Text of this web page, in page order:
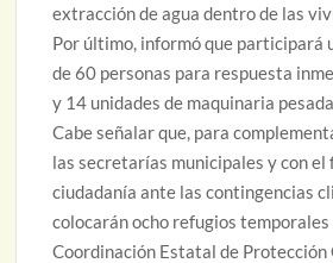
extracción de agua dentro de las
Por último, informó que participará
de 60 personas para respuesta
y 14 unidades de maquinaria
Cabe señalar que, para
las secretarías municipales y con el
ciudadanía ante las contingencias
colocarán ocho refugios
Coordinación Estatal de Protección